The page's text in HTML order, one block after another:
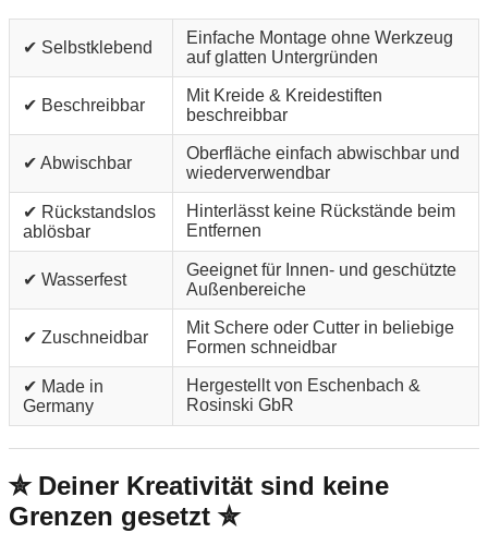
✔ Selbstklebend
Einfache Montage ohne Werkzeug
auf glatten Untergründen
✔ Beschreibbar
Mit Kreide & Kreidestiften
beschreibbar
✔ Abwischbar
Oberfläche einfach abwischbar und
wiederverwendbar
✔ Rückstandslos
ablösbar
Hinterlässt keine Rückstände beim
Entfernen
✔ Wasserfest
Geeignet für Innen- und geschützte
Außenbereiche
✔ Zuschneidbar
Mit Schere oder Cutter in beliebige
Formen schneidbar
✔ Made in
Germany
Hergestellt von Eschenbach &
Rosinski GbR
✮ Deiner Kreativität sind keine
Grenzen gesetzt ✮